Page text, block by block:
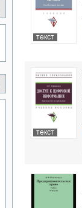
текст
текст